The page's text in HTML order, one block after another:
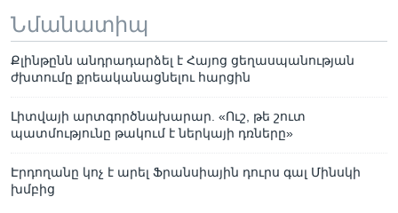
Նմանատիպ
Քլինթընն անդրադարձել է Հայոց ցեղասպանության
ժխտումը քրեականացնելու հարցին
Լիտվայի արտգործնախարար. «Ուշ, թե շուտ
պատմությունը թակում է ներկայի դռները»
Էրդողանը կոչ է արել Ֆրանսիային դուրս գալ Մինսկի
խմբից